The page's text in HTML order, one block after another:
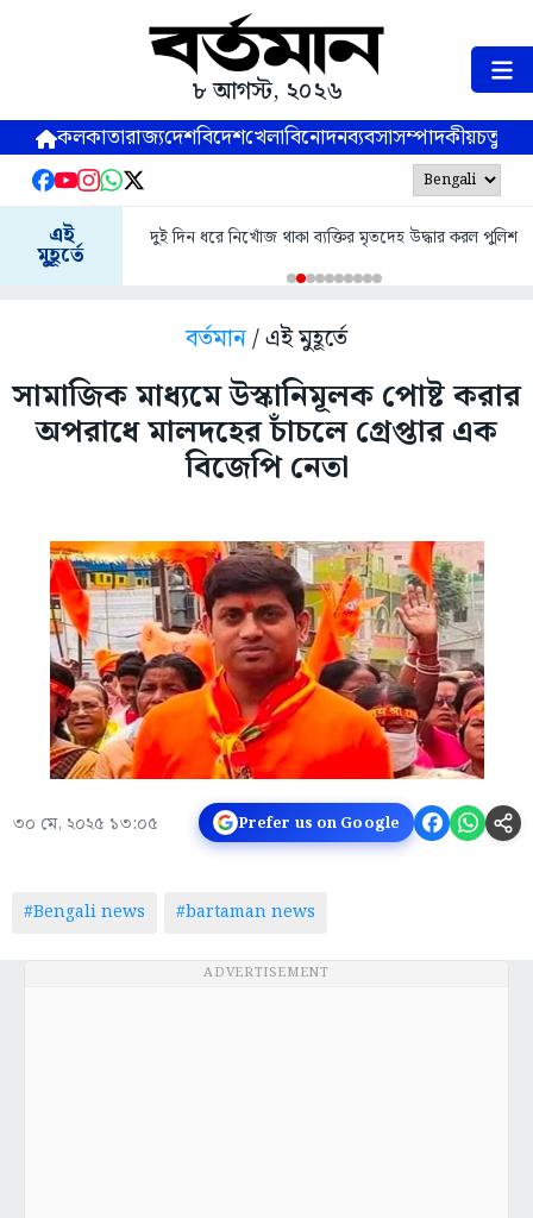
৮ আগস্ট, ২০২৬
কলকাতারাজ্যদেশবিদেশখেলাবিনোদনব্যবসাসম্পাদকীয়
এই
মুহূর্তে
দুই দিন ধরে নিখোঁজ থাকা ব্যক্তির মৃতদেহ উদ্ধার করল পুলিশ
বর্তমান/ এই মুহূর্তে
সামাজিক মাধ্যমে উস্কানিমূলক পোষ্ট করার
অপরাধে মালদহের চাঁচলে গ্রেপ্তার এক
বিজেপি নেতা
৩০ মে, ২০২৫ ১৩:০৫ Prefer us on Google
#Bengali news #bartaman news
ADVERTISEMENT